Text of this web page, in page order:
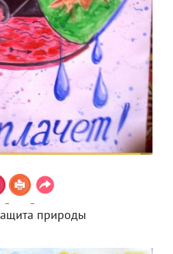
природы